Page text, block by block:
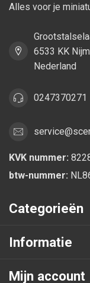
Alles voor je
6533 KK
Nederland
0247370271
KVK nummer:
btw-nummer:
Categorieën
Informatie
Mijn account